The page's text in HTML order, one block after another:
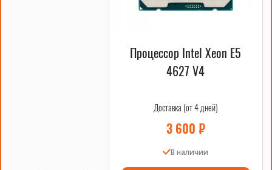
Процессор Intel Xeon E5
4627 V4
Доставка (от 4 дней)
3 600 ₽
В наличии